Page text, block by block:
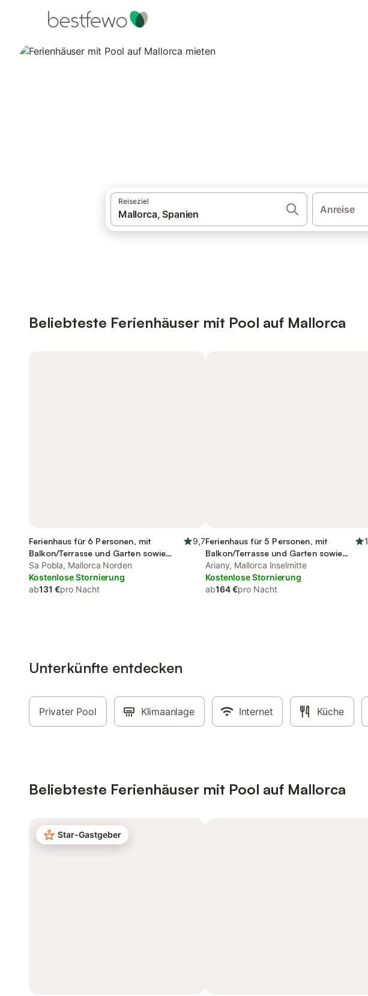
Reiseziel
Anreise
Beliebteste Ferienhäuser mit Pool auf Mallorca
Ferienhaus für 6 Personen, mit
Balkon/Terrasse und Garten sowie
Pool
9,7
Sa Pobla, Mallorca Norden
Kostenlose Stornierung
ab131 €pro Nacht
Ferienhaus für 5 Personen, mit
Balkon/Terrasse und Garten sowie
Pool
Ariany, Mallorca Inselmitte
Kostenlose Stornierung
ab164 €pro Nacht
Unterkünfte entdecken
Privater Pool Klimaanlage Internet Küche
Beliebteste Ferienhäuser mit Pool auf Mallorca
Star-Gastgeber